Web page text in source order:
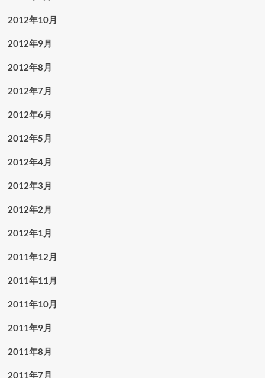
2012年10月
2012年9月
2012年8月
2012年7月
2012年6月
2012年5月
2012年4月
2012年3月
2012年2月
2012年1月
2011年12月
2011年11月
2011年10月
2011年9月
2011年8月
2011年7月